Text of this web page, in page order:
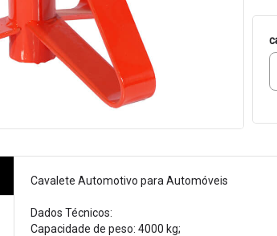
Cavalete Automotivo para Automóveis
Dados Técnicos:
Capacidade de peso: 4000 kg;